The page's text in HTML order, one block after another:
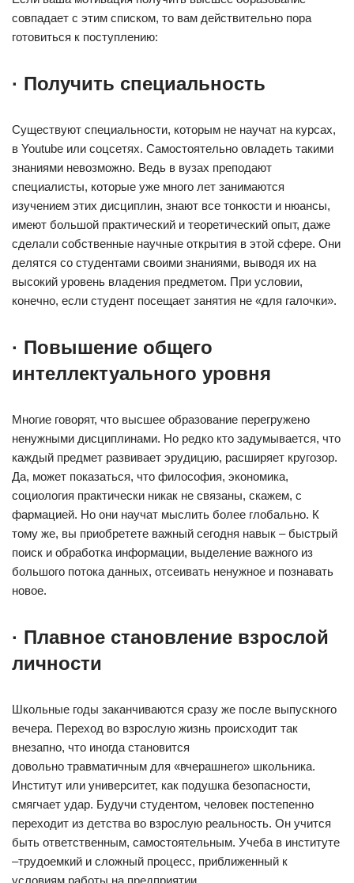
совпадает с этим списком, то вам действительно пора
готовиться к поступлению:
· Получить специальность
Существуют специальности, которым не научат на курсах,
в Youtube или соцсетях. Самостоятельно овладеть такими
знаниями невозможно. Ведь в вузах преподают
специалисты, которые уже много лет занимаются
изучением этих дисциплин, знают все тонкости и нюансы,
имеют большой практический и теоретический опыт, даже
сделали собственные научные открытия в этой сфере. Они
делятся со студентами своими знаниями, выводя их на
высокий уровень владения предметом. При условии,
конечно, если студент посещает занятия не «для галочки».
· Повышение общего
интеллектуального уровня
Многие говорят, что высшее образование перегружено
ненужными дисциплинами. Но редко кто задумывается, что
каждый предмет развивает эрудицию, расширяет кругозор.
Да, может показаться, что философия, экономика,
социология практически никак не связаны, скажем, с
фармацией. Но они научат мыслить более глобально. К
тому же, вы приобретете важный сегодня навык – быстрый
поиск и обработка информации, выделение важного из
большого потока данных, отсеивать ненужное и познавать
новое.
· Плавное становление взрослой
личности
Школьные годы заканчиваются сразу же после выпускного
вечера. Переход во взрослую жизнь происходит так
внезапно, что иногда становится
довольно травматичным для «вчерашнего» школьника.
Институт или университет, как подушка безопасности,
смягчает удар. Будучи студентом, человек постепенно
переходит из детства во взрослую реальность. Он учится
быть ответственным, самостоятельным. Учеба в институте
–трудоемкий и сложный процесс, приближенный к
условиям работы на предприятии.